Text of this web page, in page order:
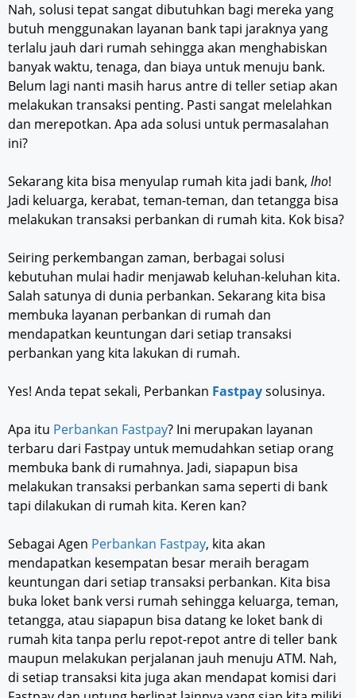
Nah, solusi tepat sangat dibutuhkan bagi mereka yang
butuh menggunakan layanan bank tapi jaraknya yang
terlalu jauh dari rumah sehingga akan menghabiskan
banyak waktu, tenaga, dan biaya untuk menuju bank.
Belum lagi nanti masih harus antre di teller setiap akan
melakukan transaksi penting. Pasti sangat melelahkan
dan merepotkan. Apa ada solusi untuk permasalahan
ini?
Sekarang kita bisa menyulap rumah kita jadi bank, lho!
Jadi keluarga, kerabat, teman-teman, dan tetangga bisa
melakukan transaksi perbankan di rumah kita. Kok bisa?
Seiring perkembangan zaman, berbagai solusi
kebutuhan mulai hadir menjawab keluhan-keluhan kita.
Salah satunya di dunia perbankan. Sekarang kita bisa
membuka layanan perbankan di rumah dan
mendapatkan keuntungan dari setiap transaksi
perbankan yang kita lakukan di rumah.
Yes! Anda tepat sekali, Perbankan Fastpaysolusinya.
Apa itu Perbankan Fastpay? Ini merupakan layanan
terbaru dari Fastpay untuk memudahkan setiap orang
membuka bank di rumahnya. Jadi, siapapun bisa
melakukan transaksi perbankan sama seperti di bank
tapi dilakukan di rumah kita. Keren kan?
Sebagai Agen Perbankan Fastpay, kita akan
mendapatkan kesempatan besar meraih beragam
keuntungan dari setiap transaksi perbankan. Kita bisa
buka loket bank versi rumah sehingga keluarga, teman,
tetangga, atau siapapun bisa datang ke loket bank di
rumah kita tanpa perlu repot-repot antre di teller bank
maupun melakukan perjalanan jauh menuju ATM. Nah,
di setiap transaksi kita juga akan mendapat komisi dari